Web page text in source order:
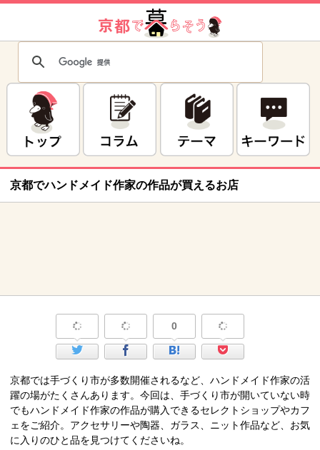
京都でハンドメイド作家の作品が買えるお店
0
京都では手づくり市が多数開催されるなど、ハンドメイド作家の活
躍の場がたくさんあります。今回は、手づくり市が開いていない時
でもハンドメイド作家の作品が購入できるセレクトショップやカフ
ェをご紹介。アクセサリーや陶器、ガラス、ニット作品など、お気
に入りのひと品を見つけてくださいね。